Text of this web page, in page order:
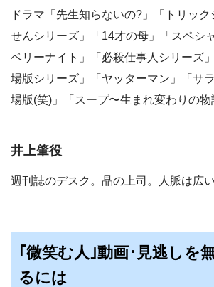
ドラマ「先生知らないの?」「トリック
せんシリーズ」「14才の母」「スペシ
ベリーナイト」「必殺仕事人シリーズ
場版シリーズ」「ヤッターマン」「サ
場版(笑)」「スープ〜生まれ変わりの物
井上肇役
週刊誌のデスク。晶の上司。人脈は広い
｢微笑む人｣動画･見逃しを
るには